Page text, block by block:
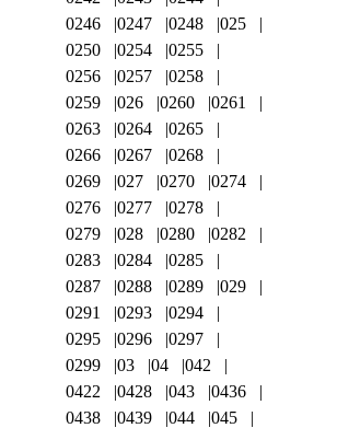
0246
0247 0248
025
0250
0254
0255
0256
0257
0258
0259
026 0260
0261
0263
0264
0265
0266
0267
0268
0269
027 0270
0274
0276
0277
0278
0279
028 0280
0282
0283
0284
0285
0287
0288 0289
029
0291
0293
0294
0295
0296
0297
0299
03 04
042
0422
0428 043
0436
0438
0439 044
045